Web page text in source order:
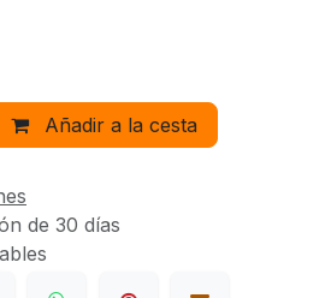
Añadir a la cesta
de 30 días